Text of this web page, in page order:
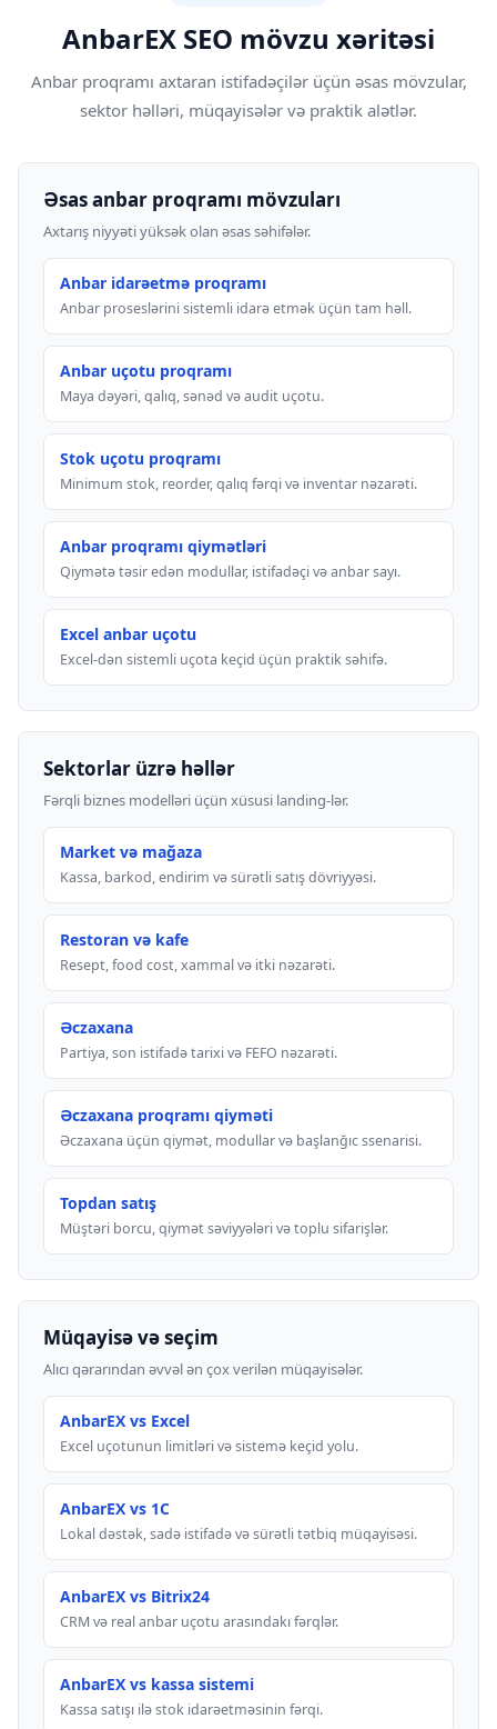
AnbarEX SEO mövzu xəritəsi
Anbar proqramı axtaran istifadəçilər üçün əsas mövzular,
sektor həlləri, müqayisələr və praktik alətlər.
Əsas anbar proqramı mövzuları
Axtarış niyyəti yüksək olan əsas səhifələr.
Anbar idarəetmə proqramı
Anbar proseslərini sistemli idarə etmək üçün tam həll.
Anbar uçotu proqramı
Maya dəyəri, qalıq, sənəd və audit uçotu.
Stok uçotu proqramı
Minimum stok, reorder, qalıq fərqi və inventar nəzarəti.
Anbar proqramı qiymətləri
Qiymətə təsir edən modullar, istifadəçi və anbar sayı.
Excel anbar uçotu
Excel-dən sistemli uçota keçid üçün praktik səhifə.
Sektorlar üzrə həllər
Fərqli biznes modelləri üçün xüsusi landing-lər.
Market və mağaza
Kassa, barkod, endirim və sürətli satış dövriyyəsi.
Restoran və kafe
Resept, food cost, xammal və itki nəzarəti.
Əczaxana
Partiya, son istifadə tarixi və FEFO nəzarəti.
Əczaxana proqramı qiyməti
Əczaxana üçün qiymət, modullar və başlanğıc ssenarisi.
Topdan satış
Müştəri borcu, qiymət səviyyələri və toplu sifarişlər.
Müqayisə və seçim
Alıcı qərarından əvvəl ən çox verilən müqayisələr.
AnbarEX vs Excel
Excel uçotunun limitləri və sistemə keçid yolu.
AnbarEX vs 1C
Lokal dəstək, sadə istifadə və sürətli tətbiq müqayisəsi.
AnbarEX vs Bitrix24
CRM və real anbar uçotu arasındakı fərqlər.
AnbarEX vs kassa sistemi
Kassa satışı ilə stok idarəetməsinin fərqi.